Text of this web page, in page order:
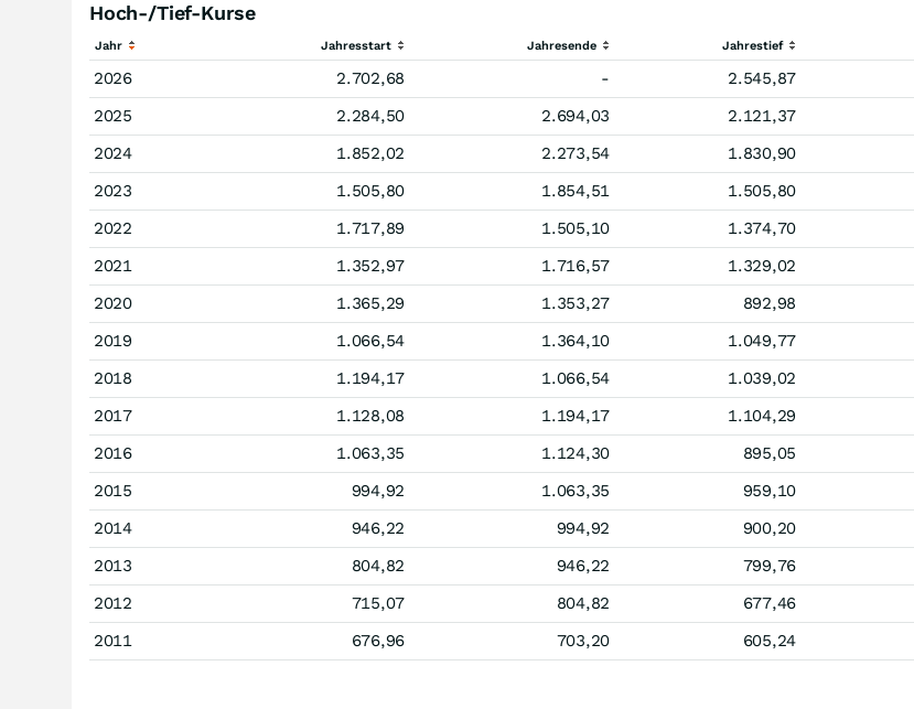
Hoch-/Tief-Kurse
Jahr Jahresstart Jahresende Jahrestief
2026 2.702,68 - 2.545,87
2025
2.284,50 2.694,03 2.121,37
2024
1.852,02 2.273,54 1.830,90
2023
1.505,80 1.854,51 1.505,80
2022
1.717,89 1.505,10 1.374,70
2021
1.352,97 1.716,57 1.329,02
2020
1.365,29 1.353,27 892,98
2019
1.066,54 1.364,10 1.049,77
2018
1.194,17 1.066,54 1.039,02
2017
1.128,08 1.194,17 1.104,29
2016
1.063,35 1.124,30 895,05
2015
994,92 1.063,35 959,10
2014
946,22 994,92 900,20
2013
804,82 946,22 799,76
2012
715,07 804,82 677,46
2011
676,96 703,20 605,24